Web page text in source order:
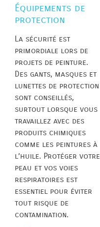
Équipements de
protection
La sécurité est
primordiale lors de
projets de peinture.
Des gants, masques et
lunettes de protection
sont conseillés,
surtout lorsque vous
travaillez avec des
produits chimiques
comme les peintures à
l’huile. Protéger votre
peau et vos voies
respiratoires est
essentiel pour éviter
tout risque de
contamination.